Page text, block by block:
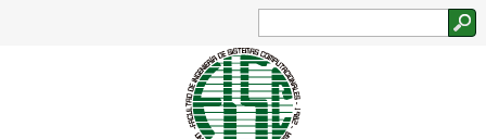
Jump to navigation
Formulario
de
búsqueda